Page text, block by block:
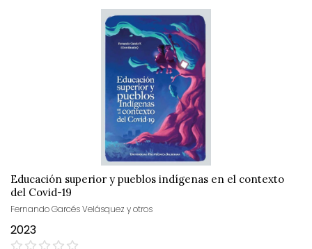
Educación superior y pueblos indígenas en el contexto
del Covid-19
Fernando Garcés Velásquez y otros
2023